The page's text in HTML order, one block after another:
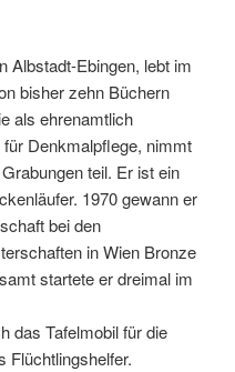
Albstadt-Ebingen, lebt im
bisher zehn Büchern
als ehrenamtlich
Denkmalpflege, nimmt
teil. Er ist ein
1970 gewann er
bei den
in Wien Bronze
startete er dreimal im
das Tafelmobil für die
Flüchtlingshelfer.